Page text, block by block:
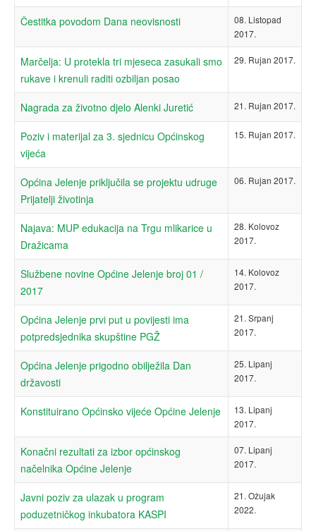
Čestitka povodom Dana neovisnosti
08. Listopad
2017.
Marčelja: U protekla tri mjeseca zasukali smo
rukave i krenuli raditi ozbiljan posao
29. Rujan 2017.
Nagrada za životno djelo Alenki Juretić 21. Rujan 2017.
Poziv i materijal za 3. sjednicu Općinskog
vijeća
15. Rujan 2017.
Općina Jelenje priključila se projektu udruge
Prijatelji životinja
06. Rujan 2017.
Najava: MUP edukacija na Trgu mlikarice u
Dražicama
28. Kolovoz
2017.
Službene novine Općine Jelenje broj 01 /
2017
14. Kolovoz
2017.
Općina Jelenje prvi put u povijesti ima
potpredsjednika skupštine PGŽ
21. Srpanj
2017.
Općina Jelenje prigodno obilježila Dan
državosti
25. Lipanj
2017.
Konstituirano Općinsko vijeće Općine Jelenje
13. Lipanj
2017.
Konačni rezultati za izbor općinskog
načelnika Općine Jelenje
07. Lipanj
2017.
Javni poziv za ulazak u program
poduzetničkog inkubatora KASPI
21. Ožujak
2022.